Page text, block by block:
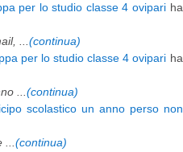
per lo studio classe 4 ovipariha
... (continua)
per lo studio classe 4 ovipari ha
... (continua)
scolastico un anno perso non
(continua)